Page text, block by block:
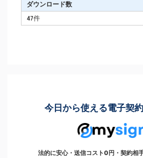
ダウンロード数
47件
今日から使える電子契
法的に安心・送信コスト0円・契約相